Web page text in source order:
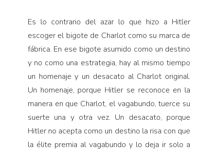
Es lo contrario del azar lo que hizo a Hitler
escoger el bigote de Charlot como su marca de
fábrica. En ese bigote asumido como un destino
y no como una estrategia, hay al mismo tiempo
un homenaje y un desacato al Charlot original.
Un homenaje, porque Hitler se reconoce en la
manera en que Charlot, el vagabundo, tuerce su
suerte una y otra vez. Un desacato, porque
Hitler no acepta como un destino la risa con que
la élite premia al vagabundo y lo deja ir solo a